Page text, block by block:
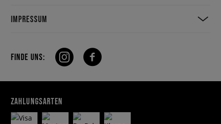
IMPRESSUM
FINDE UNS:
ZAHLUNGSARTEN